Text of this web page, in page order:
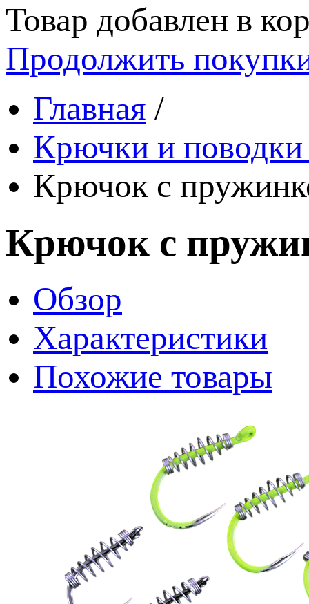
Товар добавлен в
Продолжить
Главная /
Крючки и
Крючок с
Крючок с
Обзор
Характеристики
Похожие товары